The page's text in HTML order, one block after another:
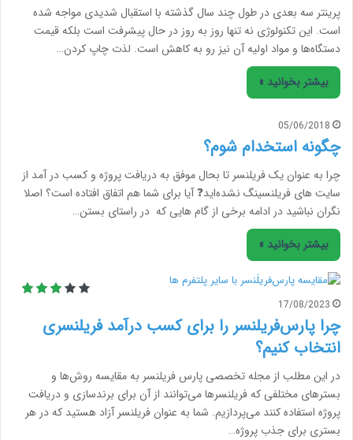
پرینتر سه بعدی در طول چند سال گذشته با استقبال شدیدی مواجه شده
است. این تکنولوژی نه تنها روز به روز در حال پیشرفت است بلکه قیمت
دستگاه‌ها و مواد اولیه آن نیز رو به کاهش است. لذت چاپ کردن…
بیشتر بخوانید »
05/06/2018
چگونه استخدام شوم؟
چرا به عنوان یک فریلنسر تا بحال موفق به دریافت پروژه و کسب در آمد از
سایت های فریلنسینگ نشده‌اید❓ آیا برای شما هم اتفاق افتاده است؟ اصلا
نگران نباشید در ادامه برخی از گام هایی که در راستای بستن…
بیشتر بخوانید »
17/08/2023
چرا پارس‌فریلنسر را برای کسب درآمد فریلنسری
انتخاب کنیم؟
در این مطلب از مجله تخصصی پارس فریلنسر به مقایسه روش‌ها و
بسترهای مختلفی که فریلنسرها می‌توانند از آن برای برند‌سازی و دریافت
پروژه استفاده کنند می‌پردازیم. شما به عنوان فریلنسر آزاد هستید که در هر
بستری برای جذب پروژه…